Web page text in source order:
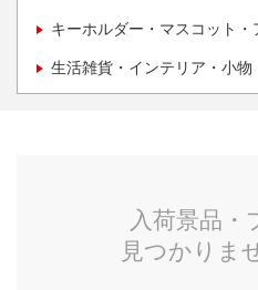
キーホルダー・マスコット・
生活雑貨・インテリア・小物